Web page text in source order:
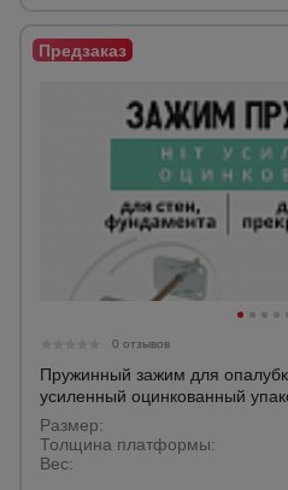
0 отзывов
Пружинный зажим для
усиленный оцинкованный
Размер:
Толщина платформы:
Вес: